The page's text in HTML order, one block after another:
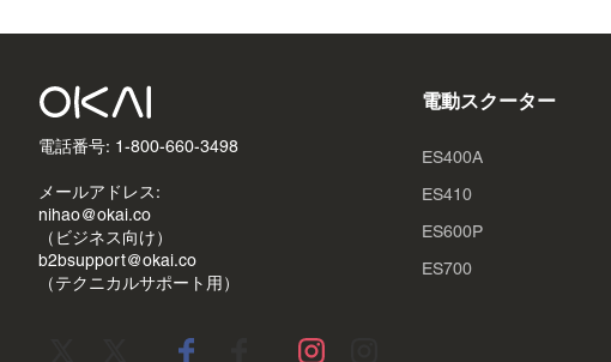
電話番号: 1-800-660-3498
メールアドレス:
nihao@okai.co
（ビジネス向け）
b2bsupport@okai.co
（テクニカルサポート用）
電動スクーター
ES400A
ES410
ES600P
ES700